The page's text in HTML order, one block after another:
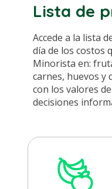
Lista de
Accede a la lista
día de los costos
Minorista en:
carnes, huevos y
con los valores
decisiones